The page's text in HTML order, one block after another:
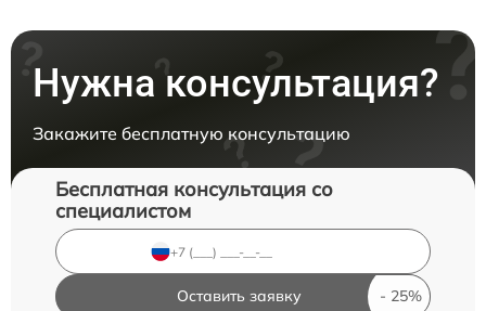
Нужна консультация?
Закажите бесплатную консультацию
Бесплатная консультация со
специалистом
Оставить заявку